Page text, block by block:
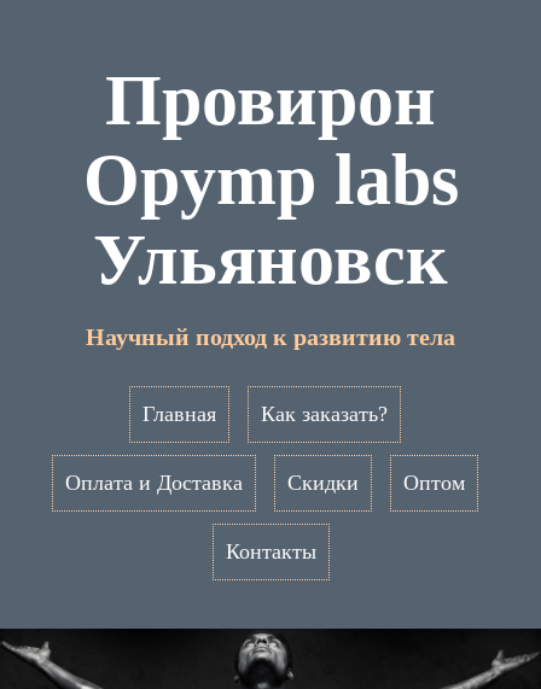
Провирон
Opymp labs
Ульяновск
Научный подход к развитию тела
Главная Как заказать?
Оплата и Доставка Скидки Оптом
Контакты